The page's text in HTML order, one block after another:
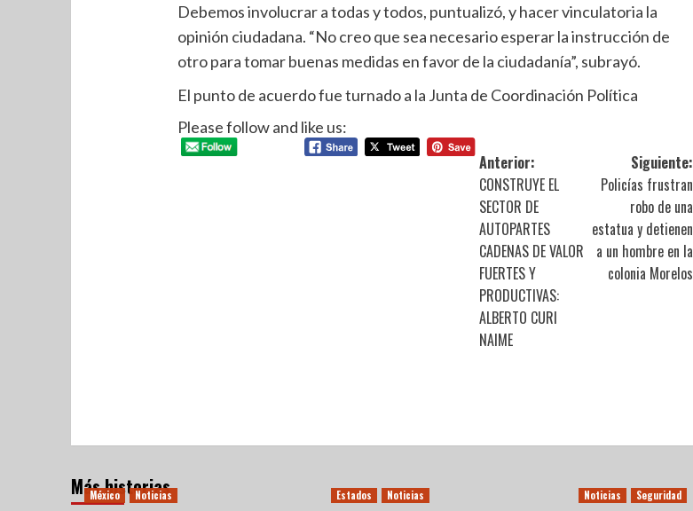
Debemos involucrar a todas y todos, puntualizó, y hacer vinculatoria la
opinión ciudadana. “No creo que sea necesario esperar la instrucción de
otro para tomar buenas medidas en favor de la ciudadanía”, subrayó.
El punto de acuerdo fue turnado a la Junta de Coordinación Política
Please follow and like us:
Anterior:
CONSTRUYE EL
SECTOR DE
AUTOPARTES
CADENAS DE VALOR
FUERTES Y
PRODUCTIVAS:
ALBERTO CURI
NAIME
Siguiente:
Policías frustran
robo de una
estatua y detienen
a un hombre en la
colonia Morelos
Más historias
México Noticias Estados Noticias Noticias Seguridad